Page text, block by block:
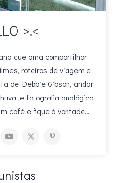
>.<
que ama compartilhar
roteiros de viagem e
de Debbie Gibson, andar
e fotografia analógica.
café e fique à vontade…